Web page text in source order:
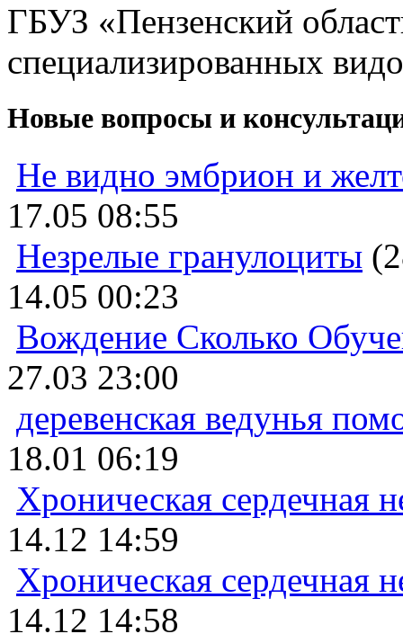
ГБУЗ «Пензенский
специализированных
Новые вопросы и
Не видно эмбрион и
17.05 08:55
Незрелые гранулоциты
14.05 00:23
Вождение Сколько
27.03 23:00
деревенская ведунья
18.01 06:19
Хроническая сердечная
14.12 14:59
Хроническая сердечная
14.12 14:58